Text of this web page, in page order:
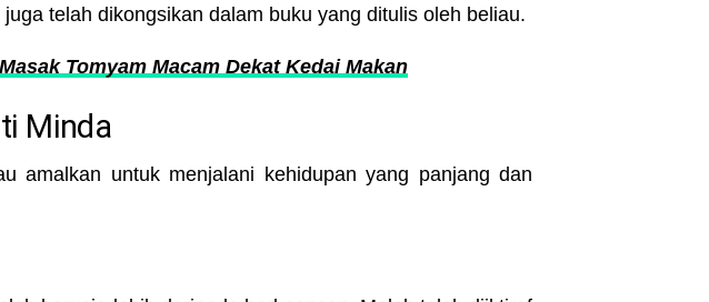
telah dikongsikan dalam buku yang ditulis oleh beliau.
Tomyam Macam Dekat Kedai Makan
Minda
amalkan untuk menjalani kehidupan yang panjang dan